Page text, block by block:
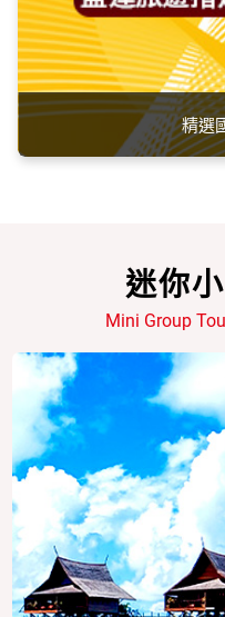
精選
迷你
Mini Group